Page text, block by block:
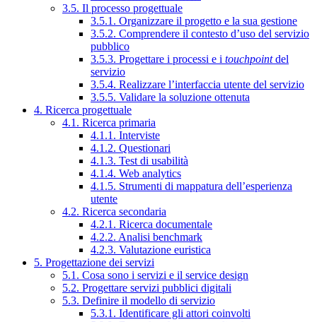
3.5. Il processo progettuale
3.5.1. Organizzare il progetto e la sua gestione
3.5.2. Comprendere il contesto d’uso del servizio
pubblico
3.5.3. Progettare i processi e i touchpointdel
servizio
3.5.4. Realizzare l’interfaccia utente del servizio
3.5.5. Validare la soluzione ottenuta
4. Ricerca progettuale
4.1. Ricerca primaria
4.1.1. Interviste
4.1.2. Questionari
4.1.3. Test di usabilità
4.1.4. Web analytics
4.1.5. Strumenti di mappatura dell’esperienza
utente
4.2. Ricerca secondaria
4.2.1. Ricerca documentale
4.2.2. Analisi benchmark
4.2.3. Valutazione euristica
5. Progettazione dei servizi
5.1. Cosa sono i servizi e il service design
5.2. Progettare servizi pubblici digitali
5.3. Definire il modello di servizio
5.3.1. Identificare gli attori coinvolti